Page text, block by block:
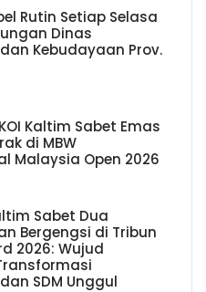
Rutin Setiap Selasa
Dinas
Kebudayaan Prov.
Kaltim Sabet Emas
di MBW
Malaysia Open 2026
Sabet Dua
Bergengsi di Tribun
2026: Wujud
SDM Unggul